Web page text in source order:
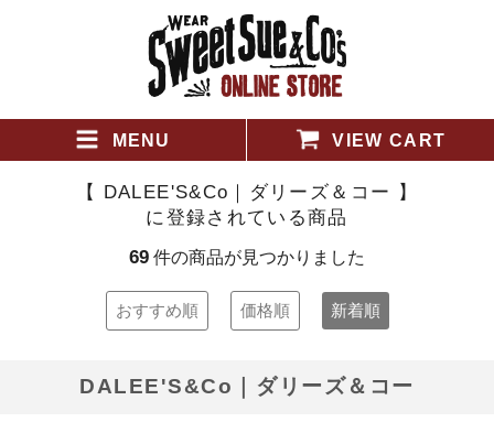
MENU VIEW CART
【 DALEE'S&Co｜ダリーズ＆コー 】
に登録されている商品
69 件の商品が見つかりました
おすすめ順 価格順 新着順
DALEE'S&Co｜ダリーズ＆コー